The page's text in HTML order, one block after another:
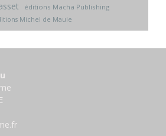
éditions Macha Publishing
Michel de Maule